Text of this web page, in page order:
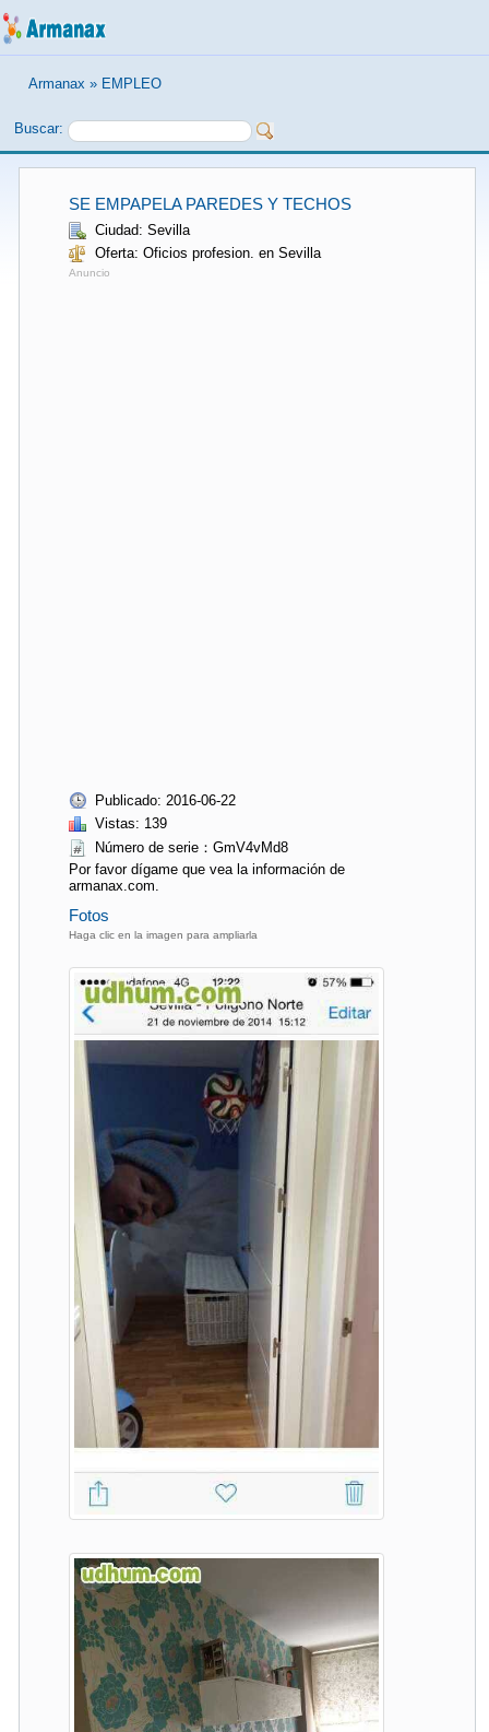
Armanax » EMPLEO
Buscar:
SE EMPAPELA PAREDES Y TECHOS
Ciudad: Sevilla
Oferta: Oficios profesion. en Sevilla
Anuncio
Publicado: 2016-06-22
Vistas: 139
Número de serie：GmV4vMd8
Por favor dígame que vea la información de
armanax.com.
Fotos
Haga clic en la imagen para ampliarla